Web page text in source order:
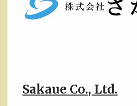
Sakaue Co., Ltd.